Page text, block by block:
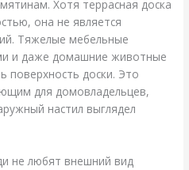
Хотя террасная доска
она не является
Тяжелые мебельные
и даже домашние животные
поверхность доски. Это
для домовладельцев,
настил выглядел
не любят внешний вид